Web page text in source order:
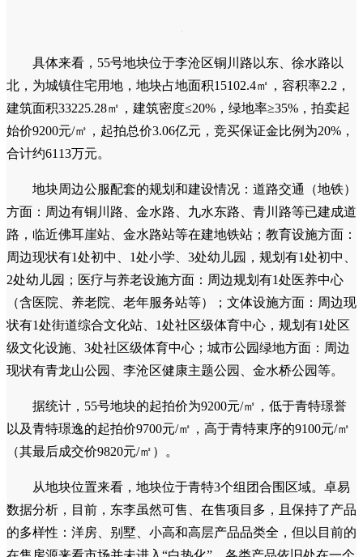
具体来看，55号地块位于李沧区铜川路以东、徐水路以
北，为城镇住宅用地，地块占地面积15102.4㎡，容积率2.2，
建筑面积33225.28㎡，建筑密度≤20%，绿地率≥35%，拍卖起
始价9200元/㎡，起拍总价3.06亿元，竞买保证金比例为20%，
合计约6113万元。
地块周边公服配套的规划和建设情况：道路交通（地铁）
方面：周边有铜川路、金水路、九水东路、青川路等已建成道
路，临近佛耳崖站、金水路站等在建地铁站；教育设施方面：
周边现状有1处初中、1处小学、3处幼儿园，规划有1处初中、
2处幼儿园；医疗与养老设施方面：周边规划有1处医养中心
（含医院、养老院、老年服务站等）；文体设施方面：周边现
状有1处街道综合文化站、1处社区级体育中心，规划有1处区
级文化设施、3处社区级体育中心；城市公园绿地方面：周边
现状有青龙山公园、李沧区健康主题公园、金水桥公园等。
据统计，55号地块的起拍价为9200元/㎡，低于青特璟誉
以及青特璟逸的起拍价9700元/㎡，高于青特東序的9100元/㎡
（其最后成交价9820元/㎡）。
从地块位置来看，地块位于青特3个组团合围区域。卓易
数据分析，目前，东李虽然可售、在售项目多，且保持了产品
的多样性：洋房、别墅、小高和高层产品品类全，但以目前的